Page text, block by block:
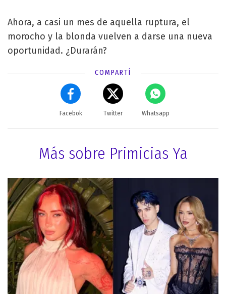
Ahora, a casi un mes de aquella ruptura, el
morocho y la blonda vuelven a darse una nueva
oportunidad. ¿Durarán?
COMPARTÍ
Facebok Twitter Whatsapp
Más sobre Primicias Ya